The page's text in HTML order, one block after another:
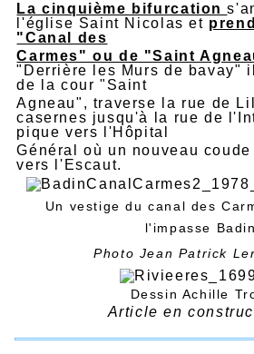
La cinquième bifurcation
l'église Saint Nicolas et
"Canal des
Carmes" ou de "Saint
"Derrière les Murs de bavay"
de la cour "Saint
Agneau", traverse la rue de
casernes jusqu'à la rue de
pique vers l'Hôpital
Général où un nouveau
vers l'Escaut.
Un vestige du canal des
l'impasse Badin.
Photo Jean Patrick
Dessin Achille
Article en